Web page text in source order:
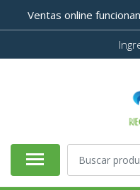
Ventas online